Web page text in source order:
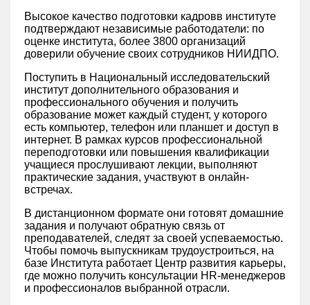
Высокое качество подготовки кадровв институте
подтверждают независимые работодатели: по
оценке института, более 3800 организаций
доверили обучение своих сотрудников НИИДПО.
Поступить в Национальный исследовательский
институт дополнительного образования и
профессионального обучения и получить
образование может каждый студент, у которого
есть компьютер, телефон или планшет и доступ в
интернет. В рамках курсов профессиональной
переподготовки или повышения квалификации
учащиеся прослушивают лекции, выполняют
практические задания, участвуют в онлайн-
встречах.
В дистанционном формате они готовят домашние
задания и получают обратную связь от
преподавателей, следят за своей успеваемостью.
Чтобы помочь выпускникам трудоустроиться, на
базе Института работает Центр развития карьеры,
где можно получить консультации HR-менеджеров
и профессионалов выбранной отрасли.